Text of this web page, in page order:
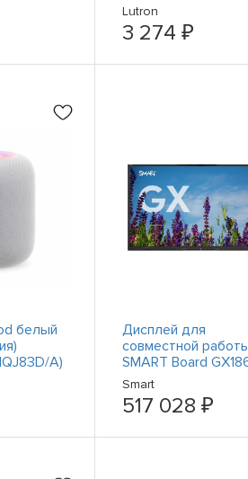
Lutron
3 274 ₽
белый
A)
Дисплей для
совместной
SMART Board
(gx186v3)
Smart
517 028 ₽